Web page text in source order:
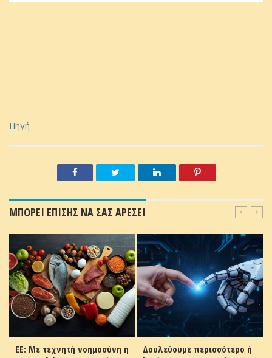
Πηγή
ΜΠΟΡΕΙ ΕΠΙΣΗΣ ΝΑ ΣΑΣ ΑΡΕΣΕΙ
ΕΕ: Με τεχνητή νοημοσύνη η
Δουλεύουμε περισσότερο ή